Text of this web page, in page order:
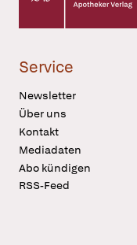
Service
Newsletter
Über uns
Kontakt
Mediadaten
Abo kündigen
RSS-Feed